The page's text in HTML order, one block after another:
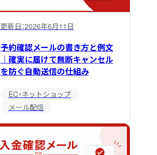
更新日：2026年6月11日
予約確認メールの書き方と例文
｜確実に届けて無断キャンセル
を防ぐ自動送信の仕組み
EC・ネットショップ
メール配信